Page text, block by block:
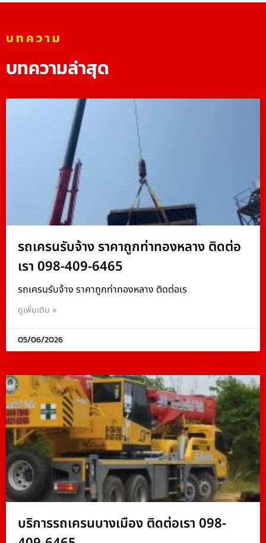
บทความ
บทความล่าสุด
รถเครนรับจ้าง ราคาถูกท่าทองหลาง ติดต่อ
เรา 098-409-6465
รถเครนรับจ้าง ราคาถูกท่าทองหลาง ติดต่อเร
ดูเพิ่มเติม »
05/06/2026
บริการรถเครนบางเมือง ติดต่อเรา 098-